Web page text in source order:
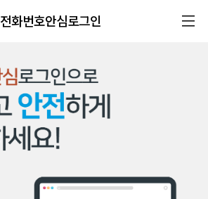
전화번호안심로그인